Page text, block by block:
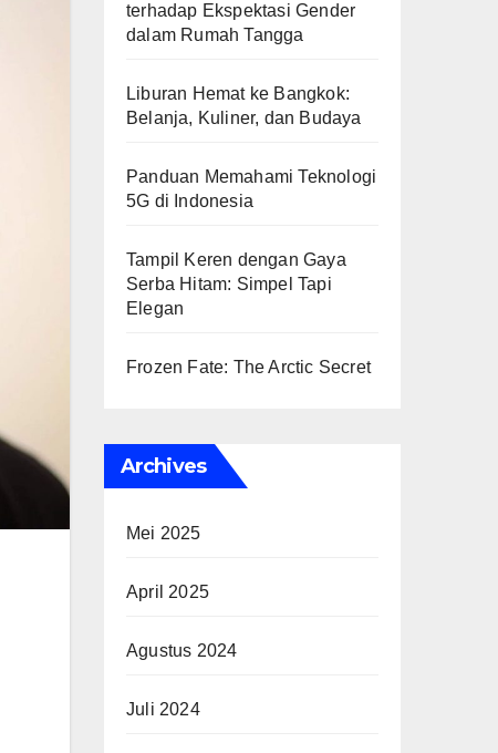
terhadap Ekspektasi Gender
dalam Rumah Tangga
Liburan Hemat ke Bangkok:
Belanja, Kuliner, dan Budaya
Panduan Memahami Teknologi
5G di Indonesia
Tampil Keren dengan Gaya
Serba Hitam: Simpel Tapi
Elegan
Frozen Fate: The Arctic Secret
Archives
Mei 2025
April 2025
Agustus 2024
Juli 2024